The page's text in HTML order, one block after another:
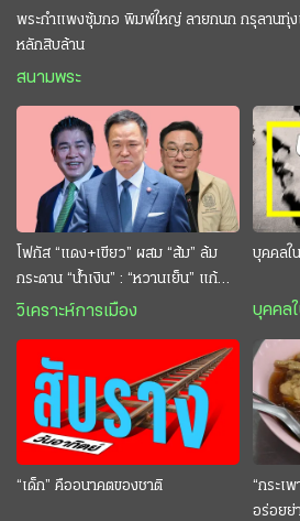
พระกำแพงซุ้มกอ พิมพ์ใหญ่ ลายกนก กรุลานทุ่ง
หลักสิบล้าน
สนามพระ
โฟกัส “แดง+เขียว” ผสม “ส้ม” ล้ม
กระดาน “นํ้าเงิน” : “หวานเย็น” แก้
กระหาย “อนุทิน” ดักตีกินสบาย
วิเคราะห์การเมือง
บุคคลใ
บุคคล
“เด็ก” คืออนาคตของชาติ
“กระเ
อร่อยย่